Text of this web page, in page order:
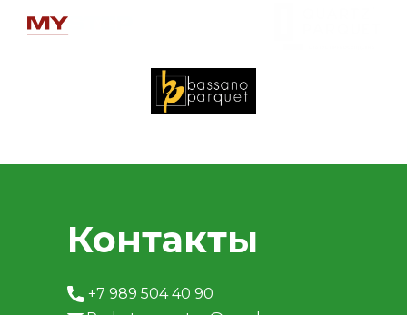
Контакты
+7 989 504 40 90